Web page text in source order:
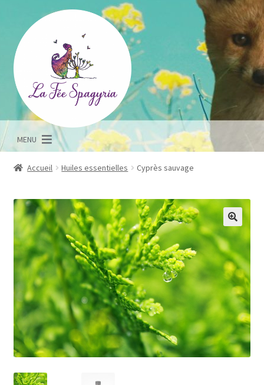
la
navigation
contenu
MENU
Accueil Huiles essentielles Cyprès sauvage